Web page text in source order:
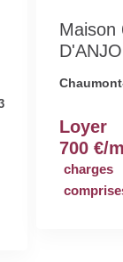
Maison
Loyer
700 €/
charges